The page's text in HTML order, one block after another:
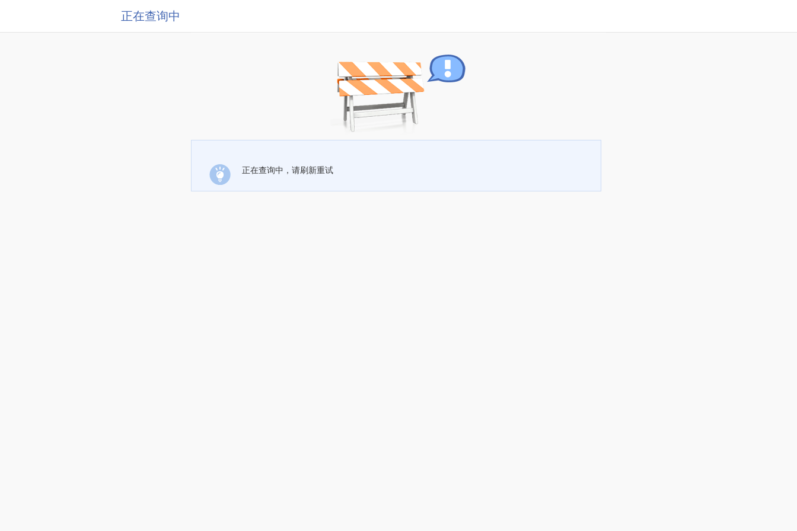
正在查询中
正在查询中，请刷新重试